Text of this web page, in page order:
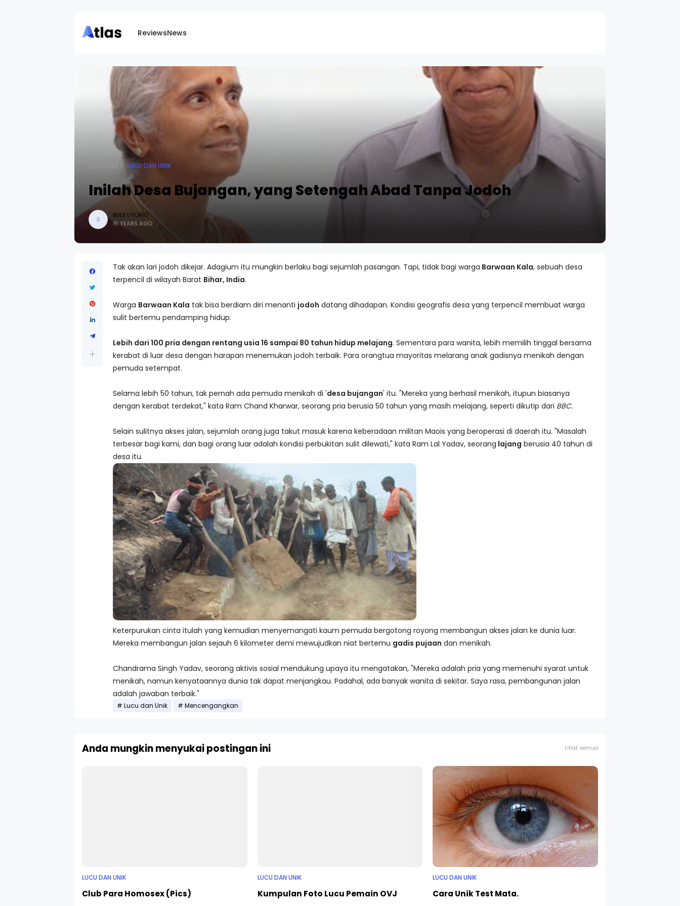
ReviewsNews
LUCU DAN UNIK
Inilah Desa Bujangan, yang Setengah Abad Tanpa Jodoh
B
BUDI UTOMO
15 YEARS AGO
Tak akan lari jodoh dikejar. Adagium itu mungkin berlaku bagi sejumlah pasangan. Tapi, tidak bagi warga Barwaan Kala, sebuah desa
terpencil di wilayah Barat Bihar, India.
Warga Barwaan Kala tak bisa berdiam diri menanti jodoh datang dihadapan. Kondisi geografis desa yang terpencil membuat warga
sulit bertemu pendamping hidup.
Lebih dari 100 pria dengan rentang usia 16 sampai 80 tahun hidup melajang. Sementara para wanita, lebih memilih tinggal bersama
kerabat di luar desa dengan harapan menemukan jodoh terbaik. Para orangtua mayoritas melarang anak gadisnya menikah dengan
pemuda setempat.
Selama lebih 50 tahun, tak pernah ada pemuda menikah di 'desa bujangan' itu. "Mereka yang berhasil menikah, itupun biasanya
dengan kerabat terdekat," kata Ram Chand Kharwar, seorang pria berusia 50 tahun yang masih melajang, seperti dikutip dari BBC.
Selain sulitnya akses jalan, sejumlah orang juga takut masuk karena keberadaan militan Maois yang beroperasi di daerah itu. "Masalah
terbesar bagi kami, dan bagi orang luar adalah kondisi perbukitan sulit dilewati," kata Ram Lal Yadav, seorang lajang berusia 40 tahun di
desa itu.
Keterpurukan cinta itulah yang kemudian menyemangati kaum pemuda bergotong royong membangun akses jalan ke dunia luar.
Mereka membangun jalan sejauh 6 kilometer demi mewujudkan niat bertemu gadis pujaan dan menikah.
Chandrama Singh Yadav, seorang aktivis sosial mendukung upaya itu mengatakan, "Mereka adalah pria yang memenuhi syarat untuk
menikah, namun kenyataannya dunia tak dapat menjangkau. Padahal, ada banyak wanita di sekitar. Saya rasa, pembangunan jalan
adalah jawaban terbaik."
Lucu dan Unik Mencengangkan
Anda mungkin menyukai postingan ini Lihat semua
LUCU DAN UNIK
Club Para Homosex (Pics)
LUCU DAN UNIK
Kumpulan Foto Lucu Pemain OVJ
LUCU DAN UNIK
Cara Unik Test Mata.